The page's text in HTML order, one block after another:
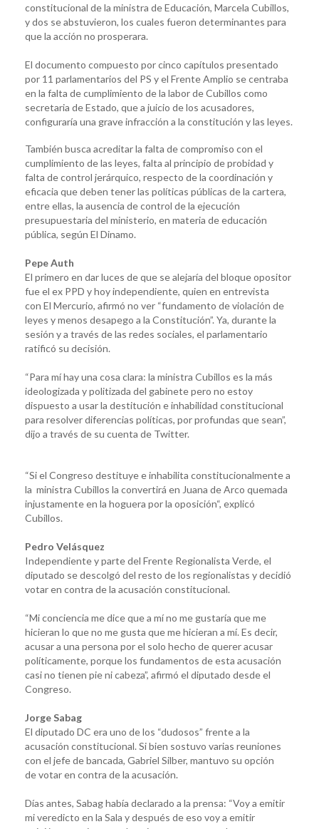
constitucional de la ministra de Educación, Marcela Cubillos,
y dos se abstuvieron, los cuales fueron determinantes para
que la acción no prosperara.
El documento compuesto por cinco capítulos presentado
por 11 parlamentarios del PS y el Frente Amplio se centraba
en la falta de cumplimiento de la labor de Cubillos como
secretaria de Estado, que a juicio de los acusadores,
configuraría una grave infracción a la constitución y las leyes.
También busca acreditar la falta de compromiso con el
cumplimiento de las leyes, falta al principio de probidad y
falta de control jerárquico, respecto de la coordinación y
eficacia que deben tener las políticas públicas de la cartera,
entre ellas, la ausencia de control de la ejecución
presupuestaria del ministerio, en materia de educación
pública, según El Dinamo.
Pepe Auth
El primero en dar luces de que se alejaría del bloque opositor
fue el ex PPD y hoy independiente, quien en entrevista
con El Mercurio, afirmó no ver “fundamento de violación de
leyes y menos desapego a la Constitución”. Ya, durante la
sesión y a través de las redes sociales, el parlamentario
ratificó su decisión.
“Para mí hay una cosa clara: la ministra Cubillos es la más
ideologizada y politizada del gabinete pero no estoy
dispuesto a usar la destitución e inhabilidad constitucional
para resolver diferencias políticas, por profundas que sean”,
dijo a través de su cuenta de Twitter.
“Si el Congreso destituye e inhabilita constitucionalmente a
la ministra Cubillos la convertirá en Juana de Arco quemada
injustamente en la hoguera por la oposición“, explicó
Cubillos.
Pedro Velásquez
Independiente y parte del Frente Regionalista Verde, el
diputado se descolgó del resto de los regionalistas y decidió
votar en contra de la acusación constitucional.
“Mi conciencia me dice que a mí no me gustaría que me
hicieran lo que no me gusta que me hicieran a mí. Es decir,
acusar a una persona por el solo hecho de querer acusar
políticamente, porque los fundamentos de esta acusación
casi no tienen pie ni cabeza”, afirmó el diputado desde el
Congreso.
Jorge Sabag
El diputado DC era uno de los “dudosos” frente a la
acusación constitucional. Si bien sostuvo varias reuniones
con el jefe de bancada, Gabriel Silber, mantuvo su opción
de votar en contra de la acusación.
Días antes, Sabag había declarado a la prensa: “Voy a emitir
mi veredicto en la Sala y después de eso voy a emitir